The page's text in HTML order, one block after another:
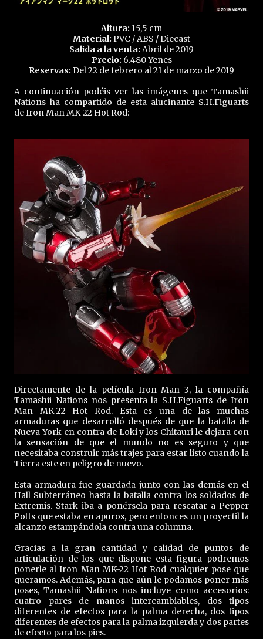
Altura: 15,5 cm
Material: PVC / ABS / Diecast
Salida a la venta: Abril de 2019
Precio: 6.480 Yenes
Reservas: Del 22 de febrero al 21 de marzo de 2019
A continuación podéis ver las imágenes que Tamashii
Nations ha compartido de esta alucinante S.H.Figuarts
de Iron Man MK-22 Hot Rod:
Directamente de la película Iron Man 3, la compañía
Tamashii Nations nos presenta la S.H.Figuarts de Iron
Man MK-22 Hot Rod. Esta es una de las muchas
armaduras que desarrolló después de que la batalla de
Nueva York en contra de Loki y los Chitauri le dejara con
la sensación de que el mundo no es seguro y que
necesitaba construir más trajes para estar listo cuando la
Tierra este en peligro de nuevo.
Esta armadura fue guardada junto con las demás en el
Hall Subterráneo hasta la batalla contra los soldados de
Extremis. Stark iba a ponérsela para rescatar a Pepper
Potts que estaba en apuros, pero entonces un proyectil la
alcanzo estampándola contra una columna.
Gracias a la gran cantidad y calidad de puntos de
articulación de los que dispone esta figura podremos
ponerle al Iron Man MK-22 Hot Rod cualquier pose que
queramos. Además, para que aún le podamos poner más
poses, Tamashii Nations nos incluye como accesorios:
cuatro pares de manos intercambiables, dos tipos
diferentes de efectos para la palma derecha, dos tipos
diferentes de efectos para la palma izquierda y dos partes
de efecto para los pies.